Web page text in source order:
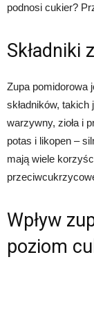
podnosi cukier?
Składniki
Zupa pomidorowa
składników,
warzywny, zioła i
potas i likopen –
mają wiele
Wpływ
poziom